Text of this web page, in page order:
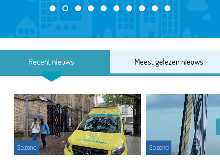
Recent nieuws Meest gelezen nieuws
Gezond Gezond